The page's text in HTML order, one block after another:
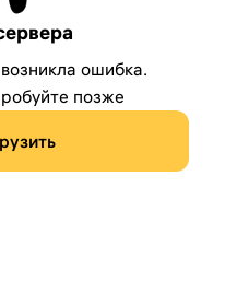
ошибка.
позже